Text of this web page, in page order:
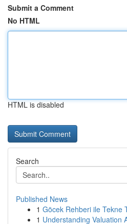
Submit a Comment
No HTML
HTML is disabled
Search
Published News
1 Göcek Rehberi ile Tekne
1 Understanding Valuation